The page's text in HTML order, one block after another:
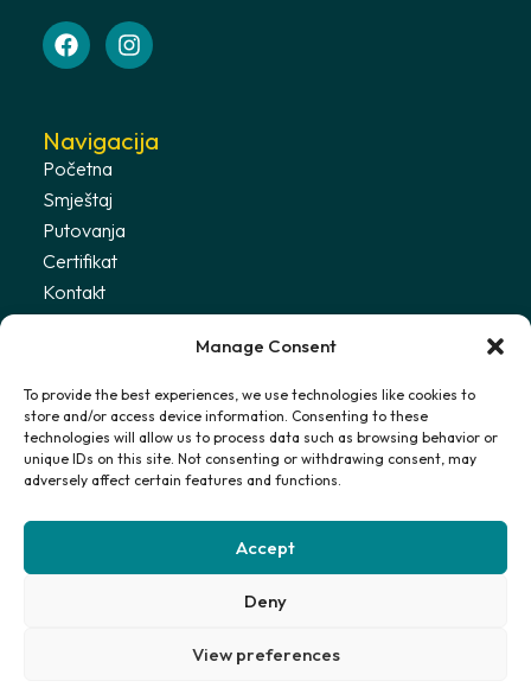
Manage Consent
To provide the best experiences, we use technologies like cookies to
store and/or access device information. Consenting to these
technologies will allow us to process data such as browsing behavior or
unique IDs on this site. Not consenting or withdrawing consent, may
adversely affect certain features and functions.
Accept
Deny
View preferences
Navigacija
Početna
Smještaj
Putovanja
Certifikat
Kontakt
Primajte najnovije informacije
Slažem se sPolitikom privatnosti
© 2025 Stay with Martha. Sva prava pridržana.